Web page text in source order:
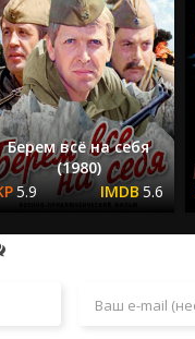
Берем всё на себя
(1980)
5.9
5.6